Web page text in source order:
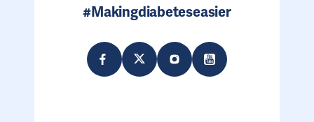
#Makingdiabeteseasier